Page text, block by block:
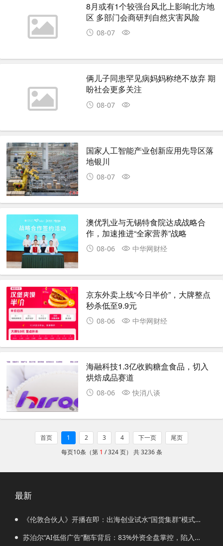
8月或有1个较强台风北上影响北方地
区 多部门会商研判自然灾害风险
08-07
俩儿子同患罕见病妈妈称绝不放弃 期
盼社会更多关注
08-07
国家人工智能产业创新应用先导区落
地银川
08-07
澳优乳业与无锡特食院达成战略合
作，加速推进“全家营养”战略
08-06 中华网财经
京东外卖上线“今日半价”，大牌整点
秒杀低至9.9元
08-06 中华网财经
海融科技1.3亿收购糖盒食品，切入
烘焙成品赛道
08-06 快消八谈
首页 1 2 3 4 下一页
尾页
每页10条（第 1 / 324 页） 共 3236 条
最新
《伦敦合伙人》开播在即：出海创业试水“国货集群”模式，
带动入境消费反向种草
苏泊尔“AI低俗广告”翻车背后：83%外资全盘掌控，陷入流